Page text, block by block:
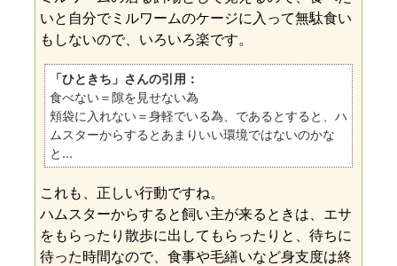
いと自分でミルワームのケージに入って無駄食い
もしないので、いろいろ楽です。
「ひときち」さんの引用：
食べない＝隙を見せない為
頬袋に入れない＝身軽でいる為、であるとすると、ハ
ムスターからするとあまりいい環境ではないのかな
と...
これも、正しい行動ですね。
ハムスターからすると飼い主が来るときは、エサ
をもらったり散歩に出してもらったりと、待ちに
待った時間なので、食事や毛繕いなど身支度は終